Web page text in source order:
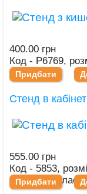
400.00 грн
Код - Р6769,
Придбати
Стенд в
555.00 грн
Код - 5853,
435,0 грн,
Придбати